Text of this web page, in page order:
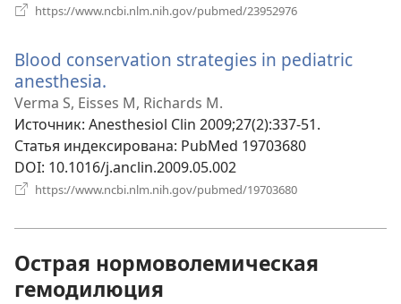
https://www.ncbi.nlm.nih.gov/pubmed/23952976
окне)
Blood conservation strategies in pediatric
anesthesia.
в
новом
окне)
Verma S, Eisses M, Richards M.
Источник‎: Anesthesiol Clin 2009;27(2):337-51.
Статья индексирована‎: PubMed 19703680
DOI‎: 10.1016/j.anclin.2009.05.002
https://www.ncbi.nlm.nih.gov/pubmed/19703680
Острая нормоволемическая
гемодилюция